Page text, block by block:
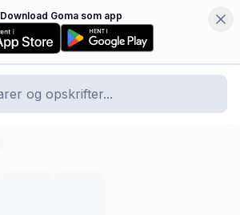
Download Goma som app